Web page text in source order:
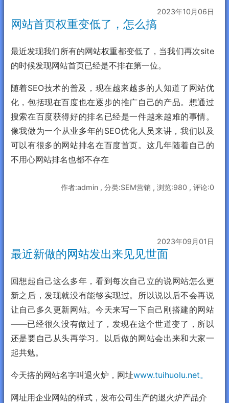
2023年10月06日
网站首页权重变低了，怎么搞
最近发现我们所有的网站权重都变低了，当我们再次site
的时候发现网站首页已经是不排在第一位。
随着SEO技术的普及，现在越来越多的人知道了网站优
化，包括现在百度也在逐步的推广自己的产品。想通过
搜索在百度获得好的排名已经是一件越来越难的事情。
像我做为一个从业多年的SEO优化人员来讲，我们以及
可以有很多的网站排名在百度首页。这几年随着自己的
不用心网站排名也都不存在
作者:admin , 分类:SEM营销 , 浏览:980 , 评论:0
2023年09月01日
最近新做的网站发出来见见世面
回想起自己这么多年，看到每次自己立的说网站怎么更
新之后，发现就没有能够实现过。所以说以后不会再说
让自己多久更新网站。今天来写一下自己刚搭建的网站
——已经很久没有做过了，发现在这个世道变了，所以
还是要自己从头再学习。以后做的网站会出来和大家一
起共勉。
今天搭的网站名字叫退火炉，网址www.tuihuolu.net。
网址用企业网站的样式，发布公司生产的退火炉产品介